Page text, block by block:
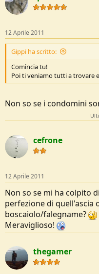
12 Aprile 2011
Gippi ha scritto:
Comincia tu!
Poi ti veniamo tutti a trovare
Non so se i condomini
cefrone
12 Aprile 2011
Non so se mi ha colpito
perfezione di quell'ascia
boscaiolo/falegname?
Meraviglioso!
thegamer